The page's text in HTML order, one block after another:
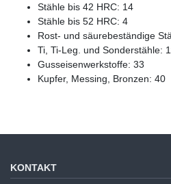
Stähle bis 42 HRC: 14
Stähle bis 52 HRC: 4
Rost- und säurebeständige
Ti, Ti-Leg. und Sonderstähle:
Gusseisenwerkstoffe: 33
Kupfer, Messing, Bronzen: 40
KONTAKT